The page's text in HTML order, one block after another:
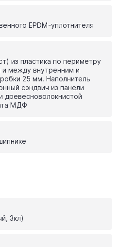
EPDM-уплотнителя
из пластика по периметру
между внутренним и
25 мм. Наполнитель
сэндвич из панели
древесноволокнистой
МДФ
3кл)